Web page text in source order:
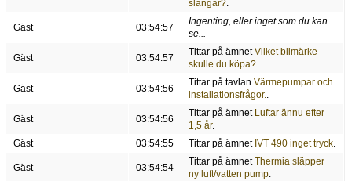
slangar?.
Gäst 03:54:57
Ingenting, eller inget som du kan
se...
Gäst 03:54:57
Tittar på ämnetVilket bilmärke
skulle du köpa?.
Gäst 03:54:56
Tittar på tavlan Värmepumpar och
installationsfrågor..
Gäst 03:54:56
Tittar på ämnet Luftar ännu efter
1,5 år.
Gäst
03:54:55 Tittar på ämnet IVT 490 inget tryck.
Gäst 03:54:54
Tittar på ämnetThermia släpper
ny luft/vatten pump.